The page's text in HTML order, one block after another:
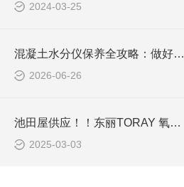
2024-03-25
混凝土水分仪保养全攻略：做好这几步，仪器耐用又精准！
2026-06-26
池田屋供应！！东丽TORAY 氧化锆氧分析仪 RF-400-01 技术解析与应用
2025-03-03